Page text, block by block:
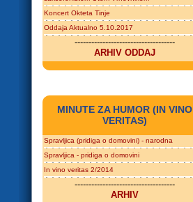
Koncert Okteta Tinje
Oddaja Aktualno 5.10.2017
------------------------------------
ARHIV ODDAJ
MINUTE ZA HUMOR (IN VINO
VERITAS)
Spravljica (pridiga o domovini) - narodna
Spravljica - pridiga o domovini
In vino veritas 2/2014
------------------------------------
ARHIV